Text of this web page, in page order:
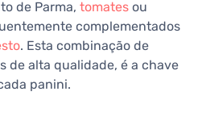
de Parma, tomates ou
complementados
. Esta combinação de
de alta qualidade, é a chave
panini.